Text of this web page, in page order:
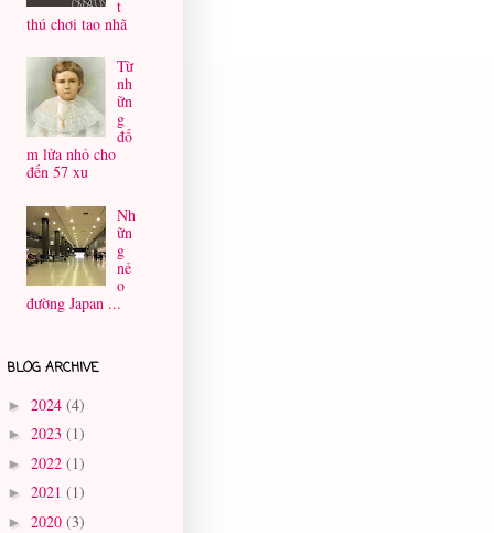
t
thú chơi tao nhã
Từ
nh
ữn
g
đố
m lửa nhỏ cho
đến 57 xu
Nh
ữn
g
nẻ
o
đường Japan ...
BLOG ARCHIVE
► 2024 (4)
► 2023 (1)
► 2022 (1)
► 2021 (1)
► 2020 (3)